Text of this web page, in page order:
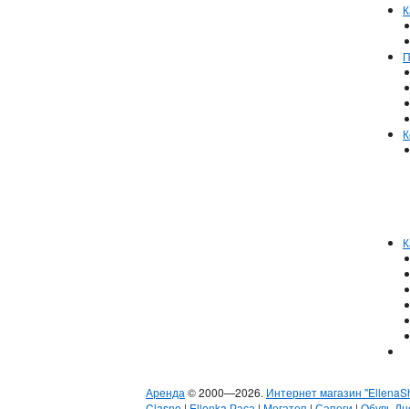
Аренда © 2000—2026. Интернет магазин